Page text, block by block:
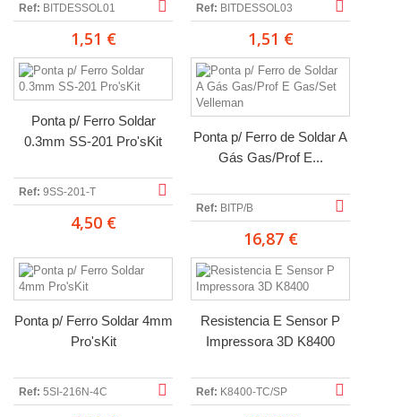
Ref: BITDESSOL01
1,51 €
Ref: BITDESSOL03
1,51 €
Ponta p/ Ferro Soldar
0.3mm SS-201 Pro'sKit
Ref: 9SS-201-T
4,50 €
Ponta p/ Ferro de Soldar A
Gás Gas/Prof E...
Ref: BITP/B
16,87 €
Ponta p/ Ferro Soldar 4mm
Pro'sKit
Ref: 5SI-216N-4C
Resistencia E Sensor P
Impressora 3D K8400
Ref: K8400-TC/SP